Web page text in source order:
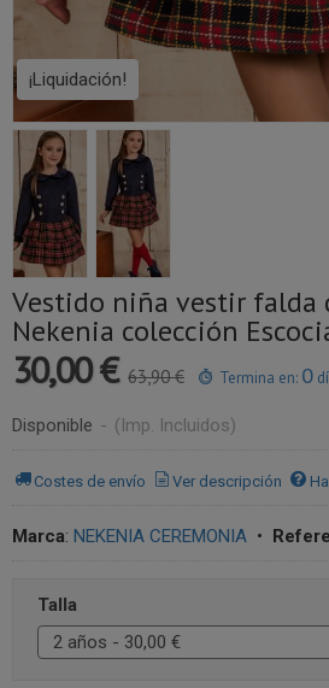
¡Liquidación!
Vestido niña vestir falda
Nekenia colección
30,00 € 63,90 € Termina en: 0
Disponible - (Imp. Incluidos)
Costes de envío Ver descripción
Marca: NEKENIA CEREMONIA •
Talla